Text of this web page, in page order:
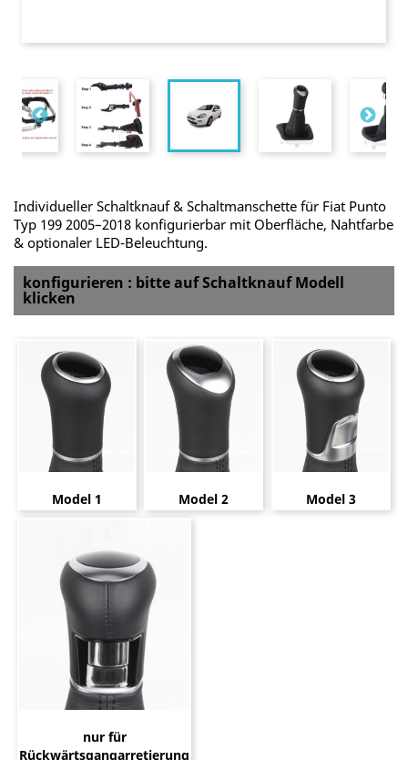
Individueller Schaltknauf & Schaltmanschette für Fiat Punto
Typ 199 2005–2018 konfigurierbar mit Oberfläche, Nahtfarbe
& optionaler LED-Beleuchtung.
konfigurieren : bitte auf Schaltknauf Modell
klicken
Model 1 Model 2 Model 3
nur für
Rückwärtsgangarretierung